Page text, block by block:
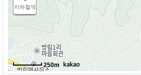
250m
지하철역